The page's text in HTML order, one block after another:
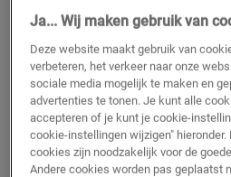
40,95€/m²
m²
TOEVOEGEN AAN
Ja... Wij maken gebruik van
Deze website maakt gebruik van
verbeteren, het verkeer naar onze
sociale media mogelijk te maken en
advertenties te tonen. Je kunt alle
accepteren of je kunt je cookie-
cookie-instellingen wijzigen"
cookies zijn noodzakelijk voor de
Andere cookies worden pas geplaatst